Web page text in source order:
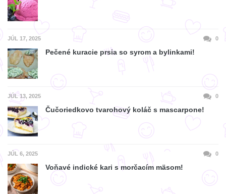
JÚL 17, 2025 0
Pečené kuracie prsia so syrom a bylinkami!
JÚL 13, 2025 0
Čučoriedkovo tvarohový koláč s mascarpone!
JÚL 6, 2025 0
Voňavé indické kari s morčacím mäsom!